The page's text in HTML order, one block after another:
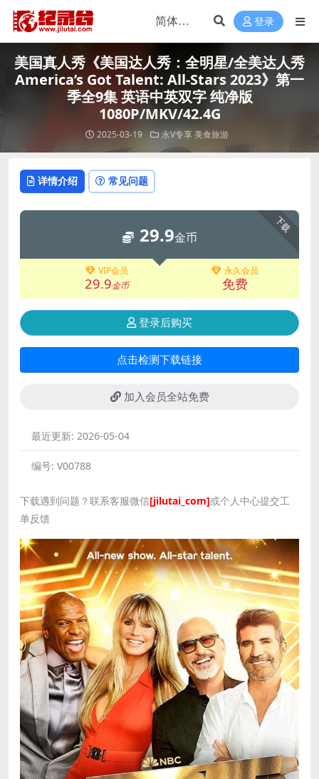
登录
美国真人秀《美国达人秀：全明星/全美达人秀
America’s Got Talent: All-Stars 2023》第一
季全9集 英语中英双字 纯净版
1080P/MKV/42.4G
2025-03-19 永V专享 美食旅游
详情介绍 常见问题
下载
29.9金币
VIP会员
29.9金币
永久会员
免费
登录后购买
点击检测下载链接
加入会员全站免费
最近更新: 2026-05-04
编号: V00788
下载遇到问题？联系客服微信[jilutai_com]或个人中心提交工
单反馈